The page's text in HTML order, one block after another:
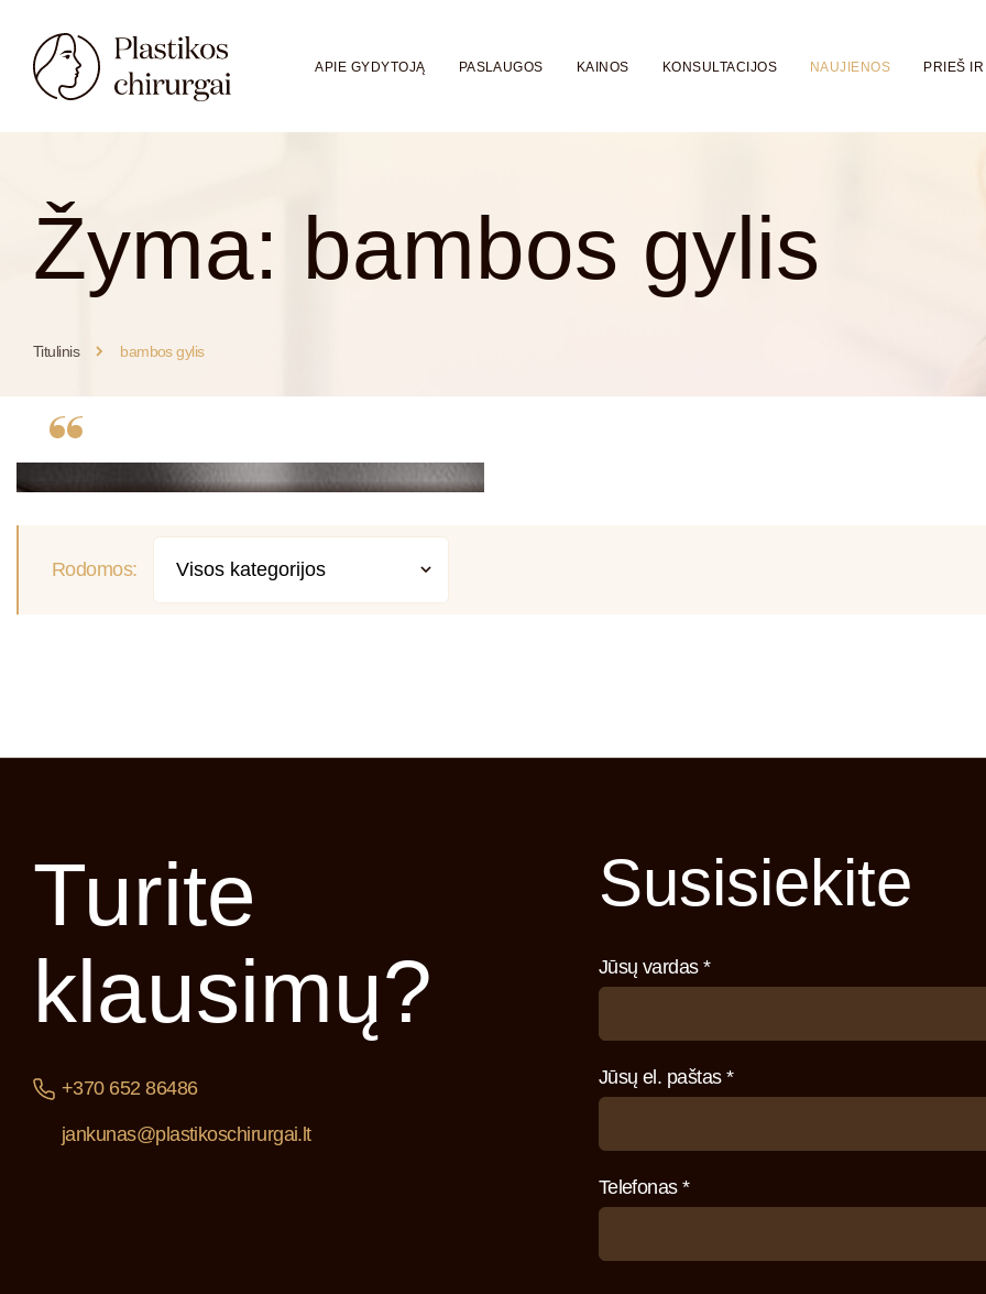
APIE GYDYTOJĄ PASLAUGOS KAINOS KONSULTACIJOS NAUJIENOS PRIEŠ
Žyma: bambos gylis
Titulinis bambos gylis
antspaudais, taip pat ir su vienodomis
bambomis. Bamba susiformuoja
Rodomos:
Turite
klausimų?
+370 652 86486
jankunas@plastikoschirurgai.lt
Susisiekite
Jūsų vardas *
Jūsų el. paštas *
Telefonas *